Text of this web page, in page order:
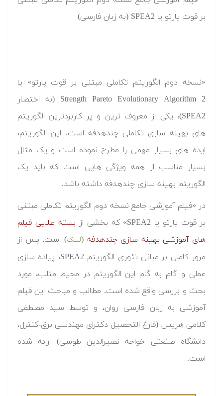
«نسخه دوم الگوریتم تکاملی مبتنی بر قوت پارتو» یا
Strength Pareto Evolutionary Algorithm 2 (به اختصار
SPEA2)، یکی از معروف ترین و پر کاربردترین الگوریتم
های بهینه سازی تکاملی چندهدفه است. این الگوریتم،
ایده های بسیار مهمی را مطرح نموده است و یک مثال
بسیار مناسب از همه ویژگی هایی است که باید یک
الگوریتم بهینه سازی چندهدفه داشته باشد.
در «فیلم آموزشی جامع نسخه دوم الگوریتم تکاملی مبتنی
بر قوت پارتو یا SPEA2» که بخشی از
بسته طلایی فیلم
های آموزشی بهینه سازی چندهدفه (لینک) است، پس از
مرور کاملی بر مبانی تئوری الگوریتم SPEA2، پیاده سازی
عملی و گام به گام این الگوریتم در محیط متلب، مورد
بحث و بررسی واقع شده است. مطالب و مباحث این فیلم
آموزشی به زبان فارسی روان، و توسط سید مصطفی
کلامی هریس (فارغ التحصیل دکترای مهندسی برق-کنترل،
دانشگاه صنعتی خواجه نصیرالدین طوسی) ارائه شده
است.